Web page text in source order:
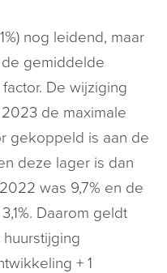
nog leidend, maar
gemiddelde
De wijziging
de maximale
gekoppeld is aan de
deze lager is dan
was 9,7% en de
Daarom geldt
+ 1